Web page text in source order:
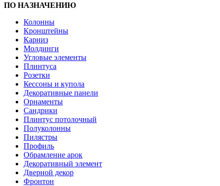
ПО НАЗНАЧЕНИЮ
Колонны
Кронштейны
Карниз
Молдинги
Угловые элементы
Плинтуса
Розетки
Кессоны и купола
Декоративные панели
Орнаменты
Сандрики
Плинтус потолочный
Полуколонны
Пилястры
Профиль
Обрамление арок
Декоративный элемент
Дверной декор
Фронтон